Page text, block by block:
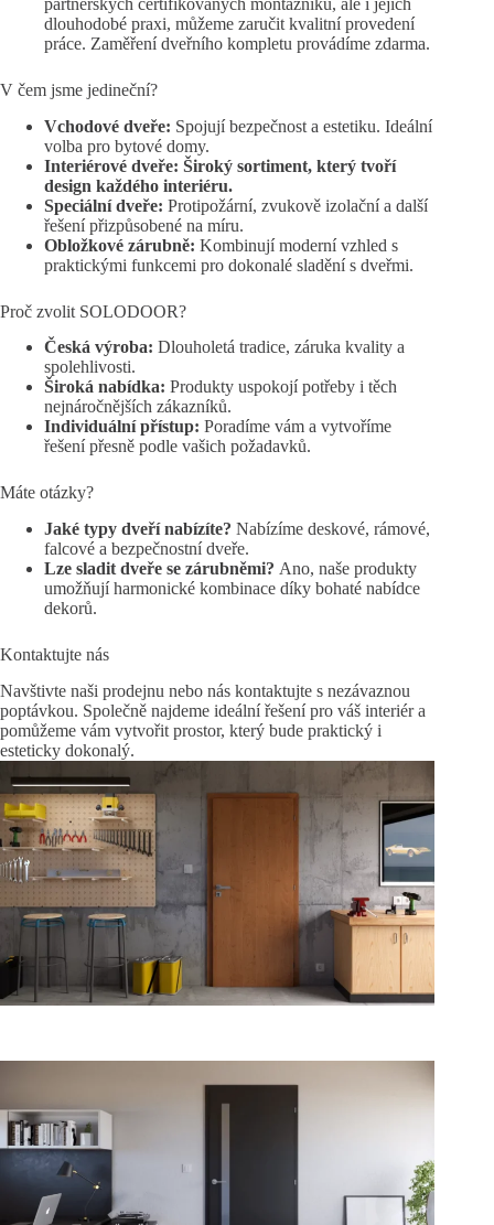
dlouhodobé praxi, můžeme zaručit kvalitní provedení
práce. Zaměření dveřního kompletu provádíme zdarma.
V čem jsme jedineční?
Vchodové dveře: Spojují bezpečnost a estetiku. Ideální
volba pro bytové domy.
Interiérové dveře: Široký sortiment, který tvoří
design každého interiéru.
Speciální dveře: Protipožární, zvukově izolační a další
řešení přizpůsobené na míru.
Obložkové zárubně: Kombinují moderní vzhled s
praktickými funkcemi pro dokonalé sladění s dveřmi.
Proč zvolit SOLODOOR?
Česká výroba: Dlouholetá tradice, záruka kvality a
spolehlivosti.
Široká nabídka: Produkty uspokojí potřeby i těch
nejnáročnějších zákazníků.
Individuální přístup: Poradíme vám a vytvoříme
řešení přesně podle vašich požadavků.
Máte otázky?
Jaké typy dveří nabízíte? Nabízíme deskové, rámové,
falcové a bezpečnostní dveře.
Lze sladit dveře se zárubněmi? Ano, naše produkty
umožňují harmonické kombinace díky bohaté nabídce
dekorů.
Kontaktujte nás
Navštivte naši prodejnu nebo nás kontaktujte s nezávaznou
poptávkou. Společně najdeme ideální řešení pro váš interiér a
pomůžeme vám vytvořit prostor, který bude praktický i
esteticky dokonalý.